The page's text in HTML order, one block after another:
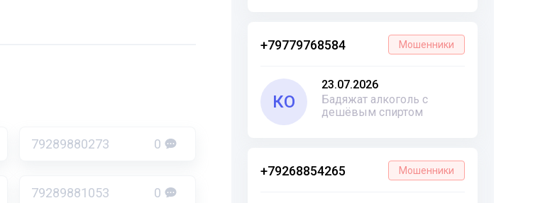
+79779768584 Мошенники
КО
23.07.2026
Бадяжат алкоголь с
дешёвым спиртом
+79268854265 Мошенники
79289880273 0
79289881053 0